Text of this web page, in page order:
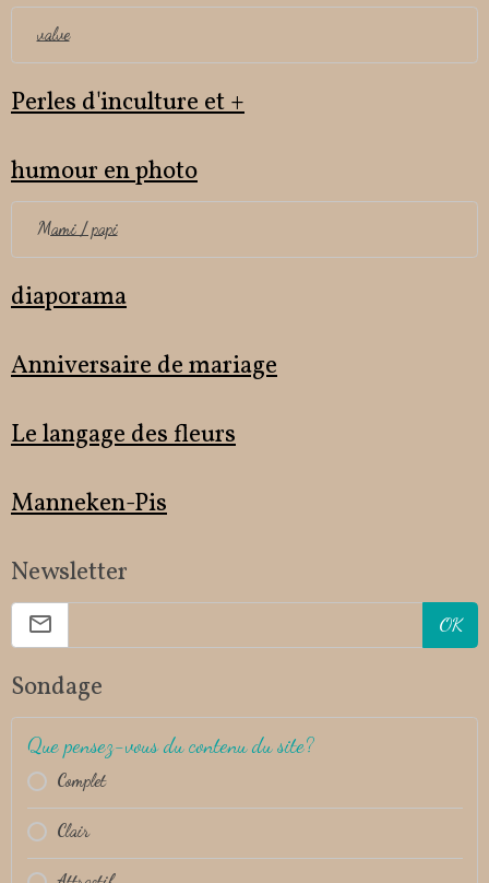
valve
Perles d'inculture et +
humour en photo
Mami / papi
diaporama
Anniversaire de mariage
Le langage des fleurs
Manneken-Pis
Newsletter
OK
Sondage
Que pensez-vous du contenu du site?
Complet
Clair